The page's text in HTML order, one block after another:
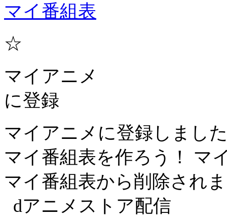
マイ番組表
☆
マイアニメ
に登録
マイアニメに登録しまし
マイ番組表を作ろう！
マ
マイ番組表から削除され
dアニメストア配信